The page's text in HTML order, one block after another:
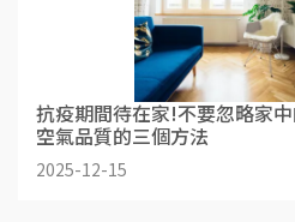
抗疫期間待在家!不要忽略家
空氣品質的三個方法
2025-12-15